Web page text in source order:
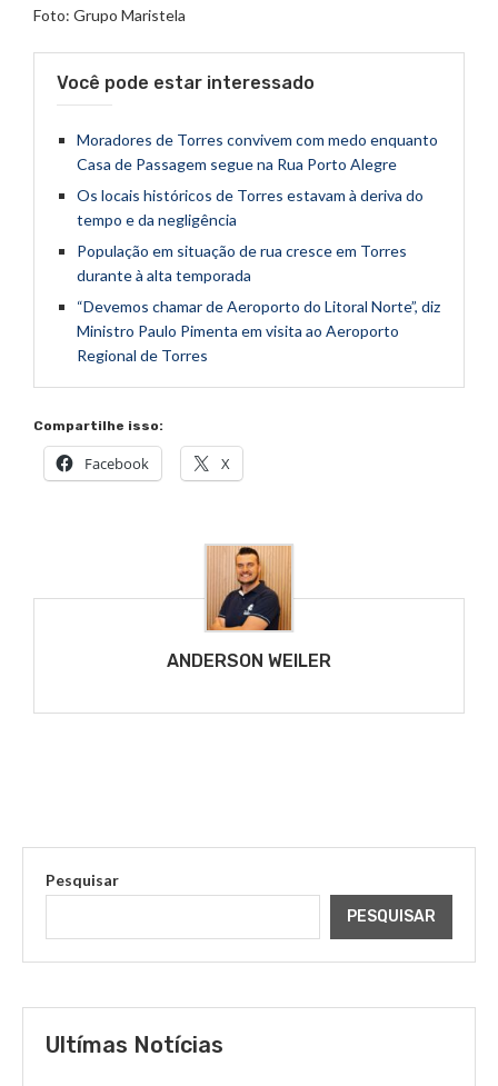
Foto: Grupo Maristela
Você pode estar interessado
Moradores de Torres convivem com medo enquanto
Casa de Passagem segue na Rua Porto Alegre
Os locais históricos de Torres estavam à deriva do
tempo e da negligência
População em situação de rua cresce em Torres
durante à alta temporada
“Devemos chamar de Aeroporto do Litoral Norte”, diz
Ministro Paulo Pimenta em visita ao Aeroporto
Regional de Torres
Compartilhe isso:
Facebook X
ANDERSON WEILER
Pesquisar
PESQUISAR
Ultímas Notícias